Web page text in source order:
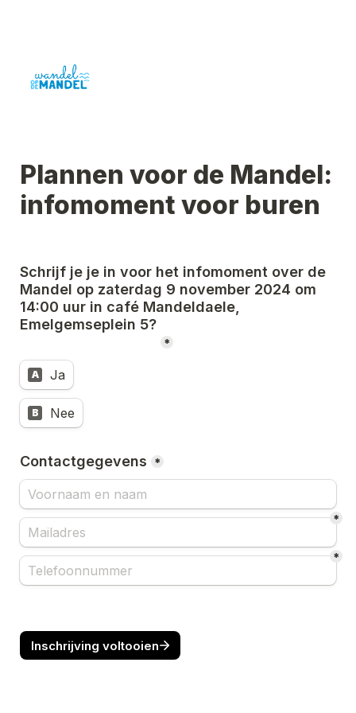
Plannen voor de Mandel:
infomoment voor buren
Schrijf je je in voor het infomoment over de
Mandel op zaterdag 9 november 2024 om
14:00 uur in café Mandeldaele,
Emelgemseplein 5?
*
A Ja
B Nee
Contactgegevens *
*
*
Inschrijving voltooien